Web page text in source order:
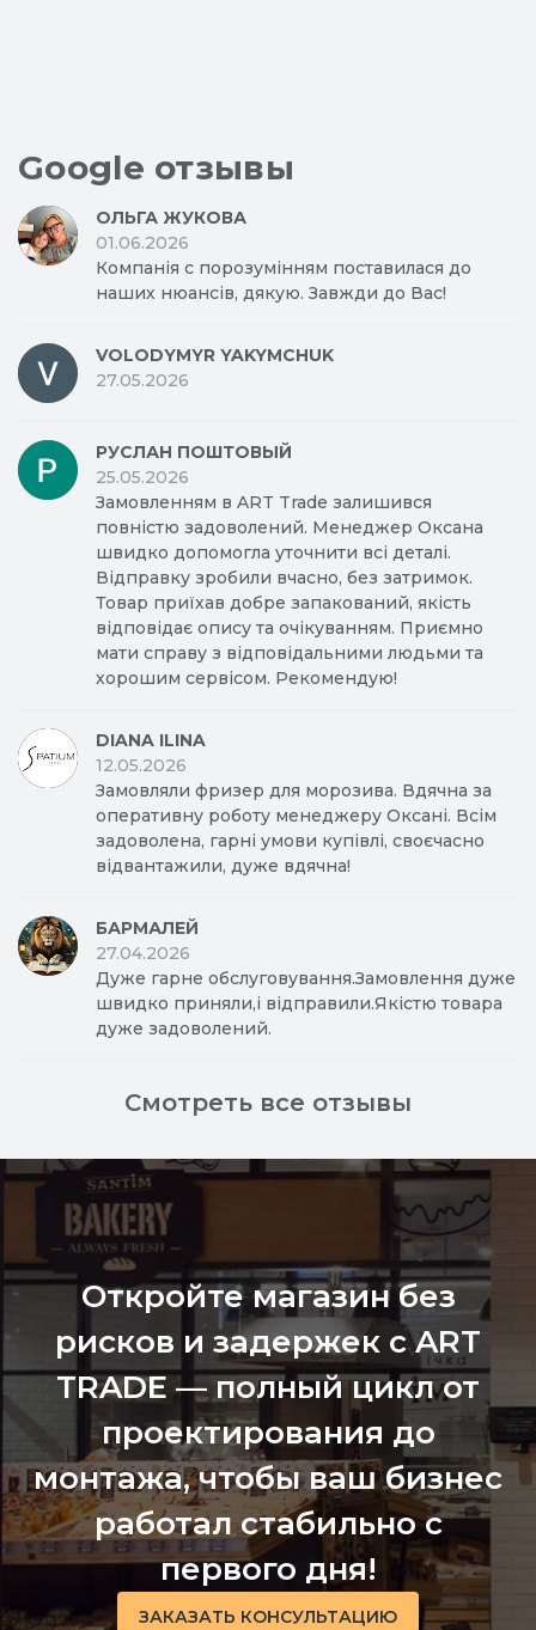
Google отзывы
ОЛЬГА ЖУКОВА
01.06.2026
Компанія с порозумінням поставилася до
наших нюансів, дякую. Завжди до Вас!
VOLODYMYR YAKYMCHUK
27.05.2026
РУСЛАН ПОШТОВЫЙ
25.05.2026
Замовленням в ART Trade залишився
повністю задоволений. Менеджер Оксана
швидко допомогла уточнити всі деталі.
Відправку зробили вчасно, без затримок.
Товар приїхав добре запакований, якість
відповідає опису та очікуванням. Приємно
мати справу з відповідальними людьми та
хорошим сервісом. Рекомендую!
DIANA ILINA
12.05.2026
Замовляли фризер для морозива. Вдячна за
оперативну роботу менеджеру Оксані. Всім
задоволена, гарні умови купівлі, своєчасно
відвантажили, дуже вдячна!
БАРМАЛЕЙ
27.04.2026
Дуже гарне обслуговування.Замовлення дуже
швидко приняли,і відправили.Якістю товара
дуже задоволений.
Смотреть все отзывы
Откройте магазин без
рисков и задержек с ART
TRADE — полный цикл от
проектирования до
монтажа, чтобы ваш бизнес
работал стабильно с
первого дня!
ЗАКАЗАТЬ КОНСУЛЬТАЦИЮ